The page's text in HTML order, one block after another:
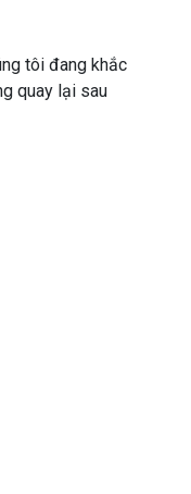
tôi đang khắc
quay lại sau